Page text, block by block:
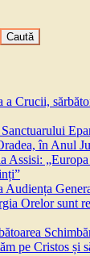
a Crucii,
în Anul
Assisi:
Orelor sunt
pe Cristos și